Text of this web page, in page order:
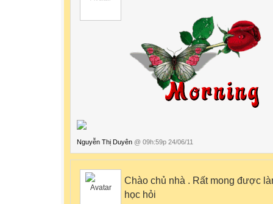
Nguyễn Thị Duyên @ 09h:59p 24/06/11
Chào chủ nhà . Rất mong được
học hỏi